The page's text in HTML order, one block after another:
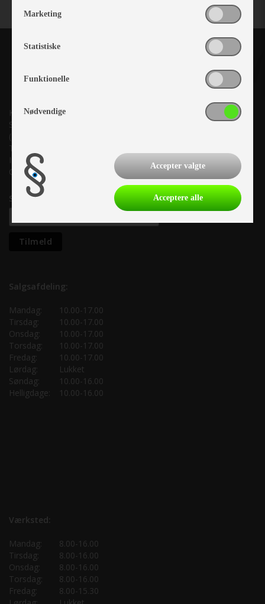
Kronjyllands Camping Center A/S
Suderholmen 10, 8960 Randers SØ
(Lige ud til Grenåvej)
Tlf. +45 87 10 98 70
Info@as-kcc.dk
CVR: 33 38 77 33
Samtykke til nyhedsbrev
Salgsafdeling:
Mandag:
10.00-17.00
Tirsdag:
10.00-17.00
Onsdag:
10.00-17.00
Torsdag:
10.00-17.00
Fredag:
10.00-17.00
Lørdag:
Lukket
Søndag:
10.00-16.00
Helligdage:
10.00-16.00
Værksted:
Mandag:
8.00-16.00
Tirsdag:
8.00-16.00
Onsdag:
8.00-16.00
Torsdag:
8.00-16.00
Fredag:
8.00-15.30
Marketing
Statistiske
Funktionelle
Nødvendige
Accepter valgte
Acceptere alle